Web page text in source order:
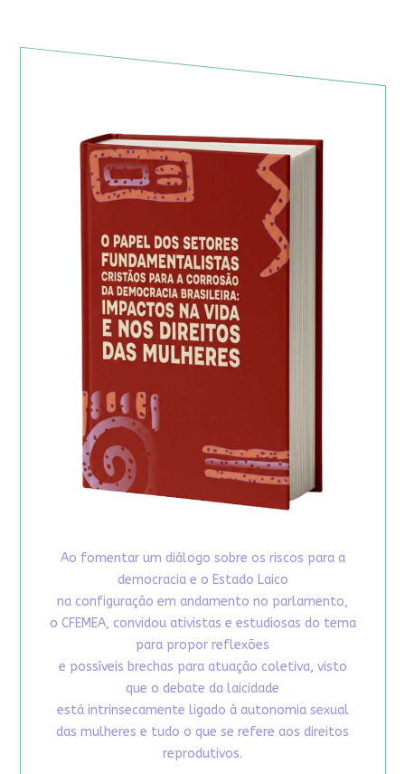
Ao fomentar um diálogo sobre os riscos para a
democracia e o Estado Laico
na configuração em andamento no parlamento,
o CFEMEA, convidou ativistas e estudiosas do tema
para propor reflexões
e possíveis brechas para atuação coletiva, visto
que o debate da laicidade
está intrinsecamente ligado à autonomia sexual
das mulheres e tudo o que se refere aos direitos
reprodutivos.